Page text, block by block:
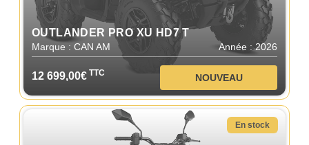
OUTLANDER PRO XU HD7 T
Marque : CAN AM Année : 2026
12 699,00€ TTC NOUVEAU
En stock